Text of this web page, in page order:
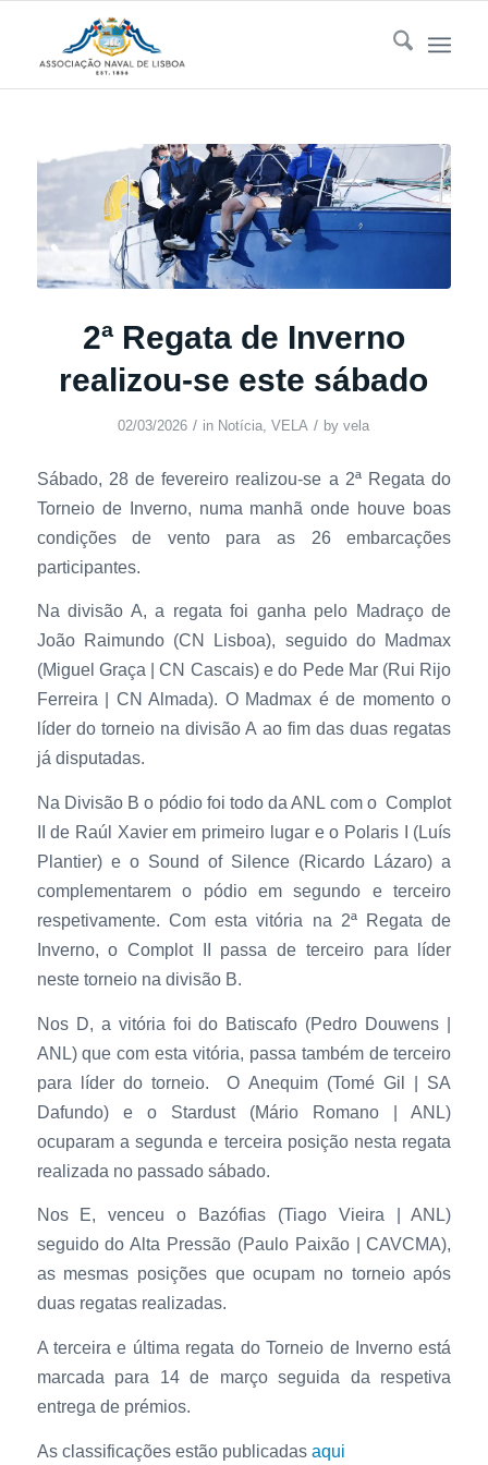
2ª Regata de Inverno
realizou-se este sábado
02/03/2026 / in Notícia,VELA / byvela
Sábado, 28 de fevereiro realizou-se a 2ª Regata do
Torneio de Inverno, numa manhã onde houve boas
condições de vento para as 26 embarcações
participantes.
Na divisão A, a regata foi ganha pelo Madraço de
João Raimundo (CN Lisboa), seguido do Madmax
(Miguel Graça | CN Cascais) e do Pede Mar (Rui Rijo
Ferreira | CN Almada). O Madmax é de momento o
líder do torneio na divisão A ao fim das duas regatas
já disputadas.
Na Divisão B o pódio foi todo da ANL com o Complot
II de Raúl Xavier em primeiro lugar e o Polaris I (Luís
Plantier) e o Sound of Silence (Ricardo Lázaro) a
complementarem o pódio em segundo e terceiro
respetivamente. Com esta vitória na 2ª Regata de
Inverno, o Complot II passa de terceiro para líder
neste torneio na divisão B.
Nos D, a vitória foi do Batiscafo (Pedro Douwens |
ANL) que com esta vitória, passa também de terceiro
para líder do torneio. O Anequim (Tomé Gil | SA
Dafundo) e o Stardust (Mário Romano | ANL)
ocuparam a segunda e terceira posição nesta regata
realizada no passado sábado.
Nos E, venceu o Bazófias (Tiago Vieira | ANL)
seguido do Alta Pressão (Paulo Paixão | CAVCMA),
as mesmas posições que ocupam no torneio após
duas regatas realizadas.
A terceira e última regata do Torneio de Inverno está
marcada para 14 de março seguida da respetiva
entrega de prémios.
As classificações estão publicadas aqui